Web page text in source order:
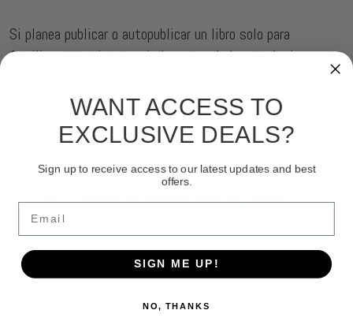
Si planea publicar o autopublicar un libro solo para
familiares y amigos, o si planea venderlo usted mismo a
un público limitado, durante una presentación personal o en
reuniones, su libro no requiere ISBN.
Para la última palabra sobre el ISBN, antes de que te
decidas, aquí tienes algunas notas de un editor.
http://www.mipa.org/april-news/41-notes-
from-a-publisher-ebook-isbns
WANT ACCESS TO
EXCLUSIVE DEALS?
Sign up to receive access to our latest updates and best
offers.
SIGN ME UP!
NO, THANKS